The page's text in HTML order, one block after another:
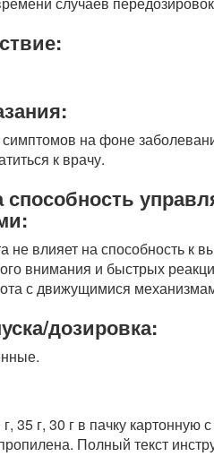
на фоне
к врачу.
не влияет на способность к
внимания и быстрых
с движущимися
дозировка:
г, 35 г, 30 г в пачку
Полный текст